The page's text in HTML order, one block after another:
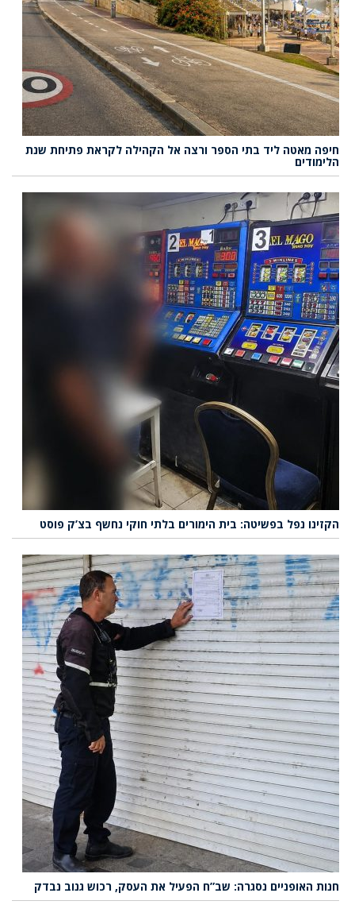
חיפה מאטה ליד בתי הספר ורצה אל הקהילה לקראת פתיחת שנת
הלימודים
הקזינו נפל בפשיטה: בית הימורים בלתי חוקי נחשף בצ’ק פוסט
חנות האופניים נסגרה: שב”ח הפעיל את העסק, רכוש גנוב נבדק